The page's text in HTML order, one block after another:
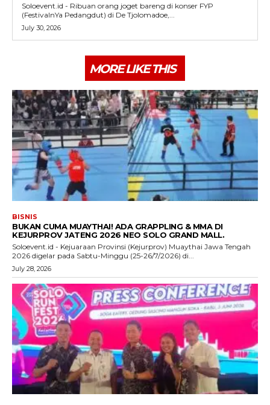
Soloevent.id - Ribuan orang joget bareng di konser FYP
(FestivalnYa Pedangdut) di De Tjolomadoe,...
July 30, 2026
MORE LIKE THIS
BISNIS
BUKAN CUMA MUAYTHAI! ADA GRAPPLING & MMA DI
KEJURPROV JATENG 2026 NEO SOLO GRAND MALL.
Soloevent.id - Kejuaraan Provinsi (Kejurprov) Muaythai Jawa Tengah
2026 digelar pada Sabtu-Minggu (25-26/7/2026) di...
July 28, 2026